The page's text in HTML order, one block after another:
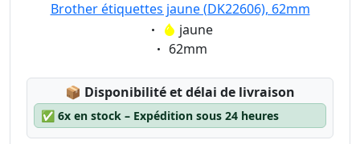
Brother étiquettes jaune (DK22606), 62mm
Eigenschaft:
jaune
Eigenschaft:
62mm
📦 Lagerstatus:
Disponibilité et délai de livraison
✅ 6x en stock – Expédition sous 24 heures